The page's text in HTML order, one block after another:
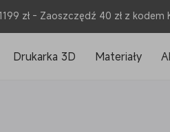
zł - Zaoszczędź 40 zł z kodem
Drukarka 3D Materiały